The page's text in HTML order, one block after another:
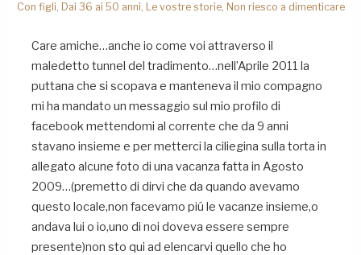
Con figli, Dai 36 ai 50 anni, Le vostre storie, Non riesco a dimenticare
Care amiche…anche io come voi attraverso il
maledetto tunnel del tradimento…nell’Aprile 2011 la
puttana che si scopava e manteneva il mio compagno
mi ha mandato un messaggio sul mio profilo di
facebook mettendomi al corrente che da 9 anni
stavano insieme e per metterci la ciliegina sulla torta in
allegato alcune foto di una vacanza fatta in Agosto
2009…(premetto di dirvi che da quando avevamo
questo locale,non facevamo piú le vacanze insieme,o
andava lui o io,uno di noi doveva essere sempre
presente)non sto qui ad elencarvi quello che ho